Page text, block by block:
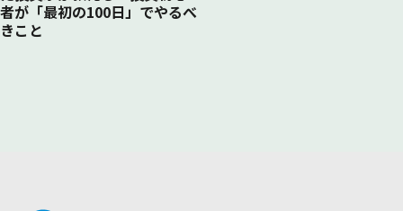
者が「最初の100日」でやるべ
きこと